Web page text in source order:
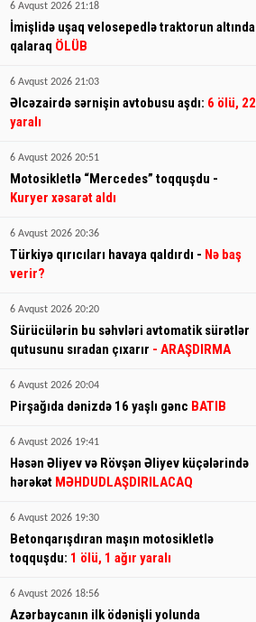
6 Avqust 2026 21:18
İmişlidə uşaq velosepedlə traktorun altında
qalaraq ÖLÜB
6 Avqust 2026 21:03
Əlcəzairdə sərnişin avtobusu aşdı: 6 ölü, 22
yaralı
6 Avqust 2026 20:51
Motosikletlə “Mercedes” toqquşdu -
Kuryer xəsarət aldı
6 Avqust 2026 20:36
Türkiyə qırıcıları havaya qaldırdı - Nə baş
verir?
6 Avqust 2026 20:20
Sürücülərin bu səhvləri avtomatik sürətlər
qutusunu sıradan çıxarır - ARAŞDIRMA
6 Avqust 2026 20:04
Pirşağıda dənizdə 16 yaşlı gənc BATIB
6 Avqust 2026 19:41
Həsən Əliyev və Rövşən Əliyev küçələrində
hərəkət MƏHDUDLAŞDIRILACAQ
6 Avqust 2026 19:30
Betonqarışdıran maşın motosikletlə
toqquşdu: 1 ölü, 1 ağır yaralı
6 Avqust 2026 18:56
Azərbaycanın ilk ödənişli yolunda